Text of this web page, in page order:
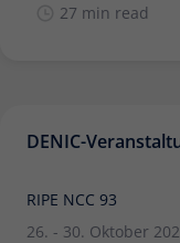
27 min read
DENIC-
RIPE NCC 93
26. - 30. Oktober